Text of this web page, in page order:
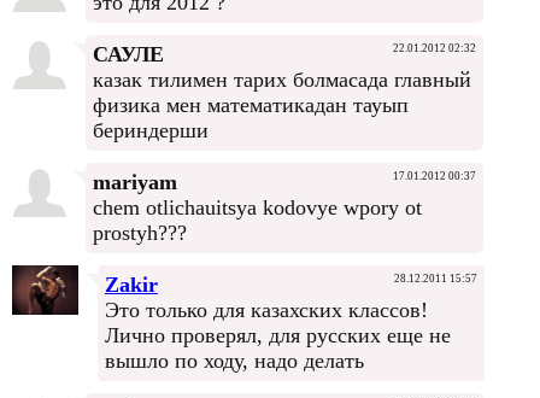
САУЛЕ 22.01.2012 02:32
казак тилимен тарих болмасада главный
физика мен математикадан тауып
бериндерши
mariyam 17.01.2012 00:37
chem otlichauitsya kodovye wpory ot
prostyh???
Zakir 28.12.2011 15:57
Это только для казахских классов!
Лично проверял, для русских еще не
вышло по ходу, надо делать